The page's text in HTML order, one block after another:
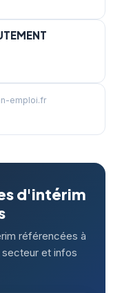
emploi.fr
d'intérim
référencées à
et infos